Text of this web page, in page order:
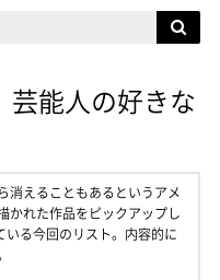
芸能人の好きな
消えることもあるというアメ
かれた作品をピックアップし
る今回のリスト。内容的に